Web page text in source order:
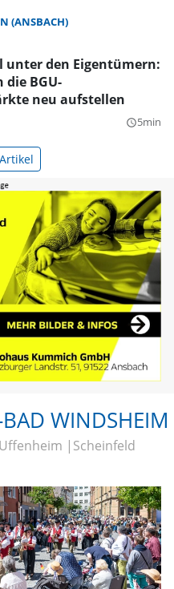
(ANSBACH)
unter den Eigentümern:
die BGU-
neu aufstellen
query_builder5min
WINDSHEIM
Uffenheim Scheinfeld